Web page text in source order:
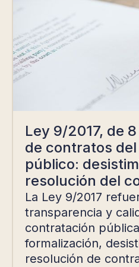
Ley 9/2017, de
de contratos
público:
resolución del
La Ley 9/2017
transparencia y
contratación
formalización,
resolución de